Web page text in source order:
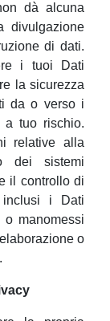
dà alcuna
divulgazione
di dati.
i tuoi Dati
la sicurezza
da o verso i
tuo rischio.
relative alla
dei sistemi
il controllo di
i Dati
o manomessi
o